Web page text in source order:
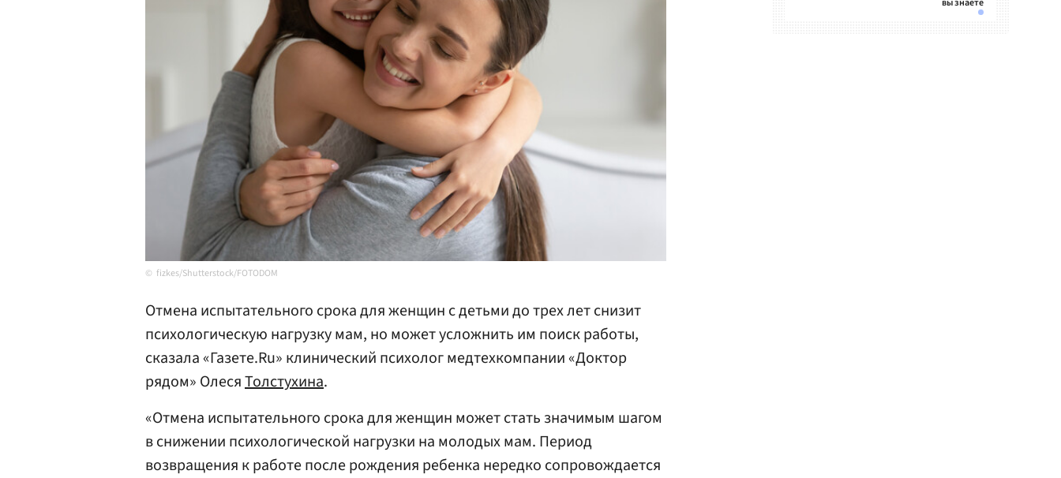
fizkes/Shutterstock/FOTODOM
Отмена испытательного срока для женщин с детьми до трех лет снизит
психологическую нагрузку мам, но может усложнить им поиск работы,
сказала «Газете.Ru» клинический психолог медтехкомпании «Доктор
рядом» ОлесяТолстухина.
«Отмена испытательного срока для женщин может стать значимым шагом
в снижении психологической нагрузки на молодых мам. Период
возвращения к работе после рождения ребенка нередко сопровождается